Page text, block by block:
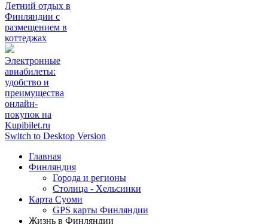
Летний отдых в
Финляндии с
размещением в
коттеджах
Электронные
авиабилеты:
удобство и
преимущества
онлайн-
покупок на
Kupibilet.ru
Switch to Desktop Version
Главная
Финляндия
Города и регионы
Столица - Хельсинки
Карта Суоми
GPS карты Финляндии
Жизнь в Финляндии